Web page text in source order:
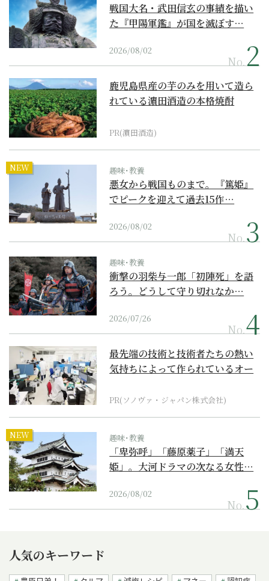
戦国大名・武田信玄の事績を描い
た『甲陽軍鑑』が国を滅ぼす…
2026/08/02
No.
鹿児島県産の芋のみを用いて造ら
れている濵田酒造の本格焼酎
PR(濵田酒造)
NEW 趣味･教養
悪女から戦国ものまで。『篤姫』
でピークを迎えて過去15作…
2026/08/02
No.
趣味･教養
衝撃の羽柴与一郎「初陣死」を語
ろう。どうして守り切れなか…
2026/07/26
No.
最先端の技術と技術者たちの熱い
気持ちによって作られているオー
PR(ソノヴァ・ジャパン株式会社)
NEW 趣味･教養
「卑弥呼」「藤原薬子」「満天
姫」。大河ドラマの次なる女性…
2026/08/02
No.
人気のキーワード